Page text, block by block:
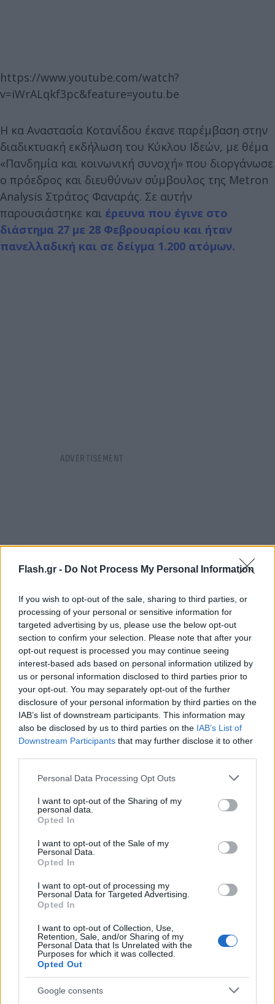
Flash.gr - Do Not Process My Personal Information
If you wish to opt-out of the sale, sharing to third parties, or
processing of your personal or sensitive information for
targeted advertising by us, please use the below opt-out
section to confirm your selection. Please note that after your
opt-out request is processed you may continue seeing
interest-based ads based on personal information utilized by
us or personal information disclosed to third parties prior to
your opt-out. You may separately opt-out of the further
disclosure of your personal information by third parties on the
IAB’s list of downstream participants. This information may
also be disclosed by us to third parties on the IAB’s List of
Downstream Participants that may further disclose it to other
Please note that this website/app uses one or more Google
not limited to your visit or usage behaviour. You may click to
grant or deny consent to Google and its third-party tags to
use your data for below specified purposes in below Google
consent section.
Personal Data Processing Opt Outs
I want to opt-out of the Sharing of my
personal data.
Opted In
I want to opt-out of the Sale of my
Personal Data.
Opted In
I want to opt-out of processing my
Personal Data for Targeted Advertising.
Opted In
I want to opt-out of Collection, Use,
Retention, Sale, and/or Sharing of my
Personal Data that Is Unrelated with the
Purposes for which it was collected.
Opted Out
Google consents
https://www.youtube.com/watch?
v=iWrALqkf3pc&feature=youtu.be
Η κα Αναστασία Κοτανίδου έκανε παρέμβαση στην
διαδικτυακή εκδήλωση του Κύκλου Ιδεών, με θέμα
«Πανδημία και κοινωνική συνοχή» που διοργάνωσε
ο πρόεδρος και διευθύνων σύμβουλος της Metron
Analysis Στράτος Φαναράς. Σε αυτήν
παρουσιάστηκε και έρευνα που έγινε στο
διάστημα 27 με 28 Φεβρουαρίου και ήταν
πανελλαδική και σε δείγμα 1.200 ατόμων.
Την αφορμή για τη σχετική συζήτηση έδωσε ο ίδιος
ο πρώην πρόεδρος του ΠΑΣΟΚ, ο οποίοςμίλησε
για επιφυλακτικό και διχασμένο πολίτη
απέναντι στην επιτροπή ειδικών, το θεσμικό
όργανο, που λειτουργεί ως «μαύρο κουτί»
και το ανακοινώνει η κυβέρνηση, ο κ. Χαρδαλιάς.
Μήπως δημιουργεί αυτό ένα πρόβλημα
νομιμοποίησης και αποδοχής των μέτρων;
Όπως είπε στην παρέμβασή της:
δίκιο. Το είχαμε ζητήσει εδώ και καιρό, τα
περισσότερα μέλη της επιτροπής να βγαίνει
κάτι σαν δελτίο τύπου με bullets.
πρέπει να φοράμε μάσκα γιατί έχει βρεθεί ότι
φέτος που όλοι φοράμε, δεν έχουμε γρίπη. Ένα
απλό παράδειγμα που θα μπορούσε να πείσει πολύ
κόσμο να τη φοράει. Τα νοσοκομεία φέτος δεν